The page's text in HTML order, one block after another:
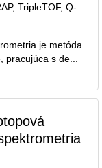
TripleTOF, Q-
je metóda
pracujúca s de...